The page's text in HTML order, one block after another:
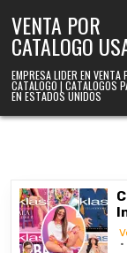
VENTA POR
CATALOGO
EMPRESA LIDER EN VENTA
CATALOGO | CATALOGOS
EN ESTADOS UNIDOS